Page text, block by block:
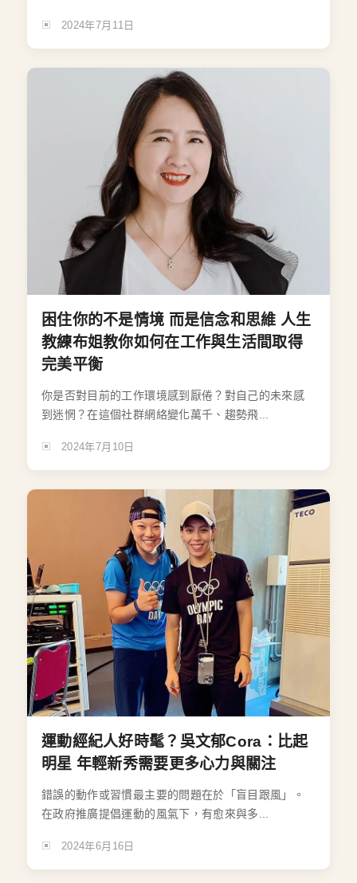
2024年7月11日
困住你的不是情境 而是信念和思維 人生
教練布姐教你如何在工作與生活間取得
完美平衡
你是否對目前的工作環境感到厭倦？對自己的未來感
到迷惘？在這個社群網絡變化萬千、趨勢飛...
2024年7月10日
運動經紀人好時髦？吳文郁Cora：比起
明星 年輕新秀需要更多心力與關注
錯誤的動作或習慣最主要的問題在於「盲目跟風」。
在政府推廣提倡運動的風氣下，有愈來與多...
2024年6月16日